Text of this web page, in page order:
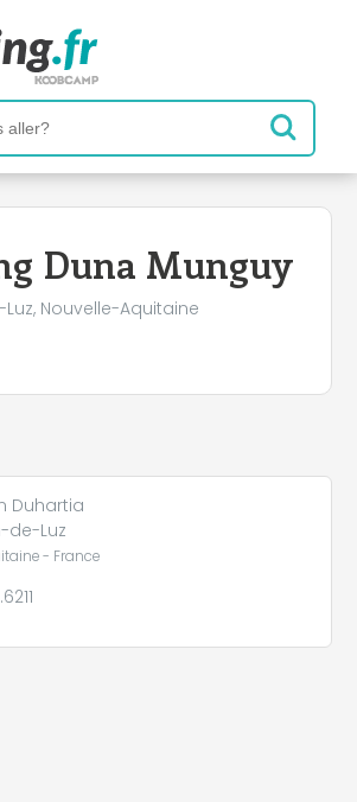
Duna Munguy
Nouvelle-Aquitaine
Duhartia
de-Luz
- France